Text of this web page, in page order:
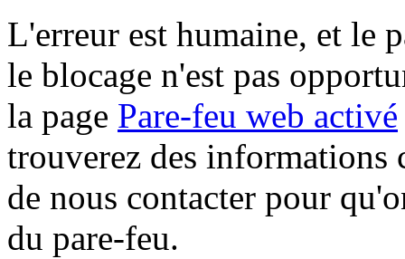
L'erreur est humaine, et le
le blocage n'est pas
la page Pare-feu web activé
trouverez des informations
de nous contacter pour
du pare-feu.